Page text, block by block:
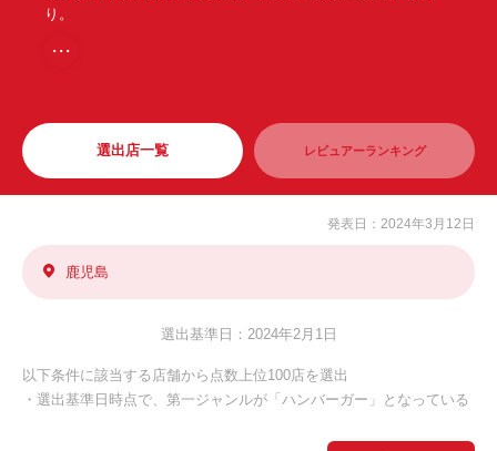
り。
・・・
選出店一覧 レビュアーランキング
発表日：2024年3月12日
鹿児島
選出基準日：2024年2月1日
以下条件に該当する店舗から点数上位100店を選出
・選出基準日時点で、第一ジャンルが「ハンバーガー」となっている